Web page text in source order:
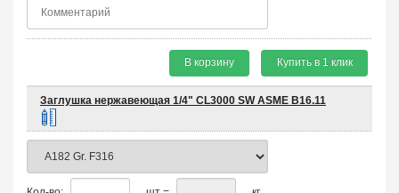
В корзину Купить в 1 клик
Заглушка нержавеющая 1/4" CL3000 SW ASME B16.11